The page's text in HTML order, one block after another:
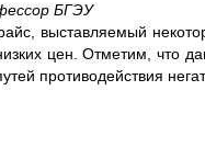
БГЭУ
выставляемый
цен. Отметим, что
противодействия